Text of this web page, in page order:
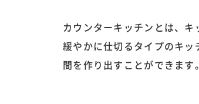
カウンターキッチンとは、
緩やかに仕切るタイプのキ
間を作り出すことができます。